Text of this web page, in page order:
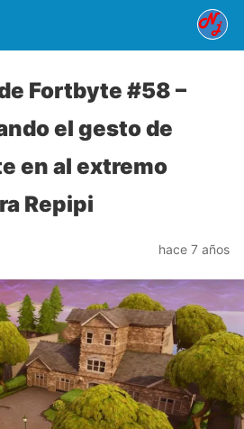
Fortbyte #58 –
el gesto de
en al extremo
Repipi
hace 7 años